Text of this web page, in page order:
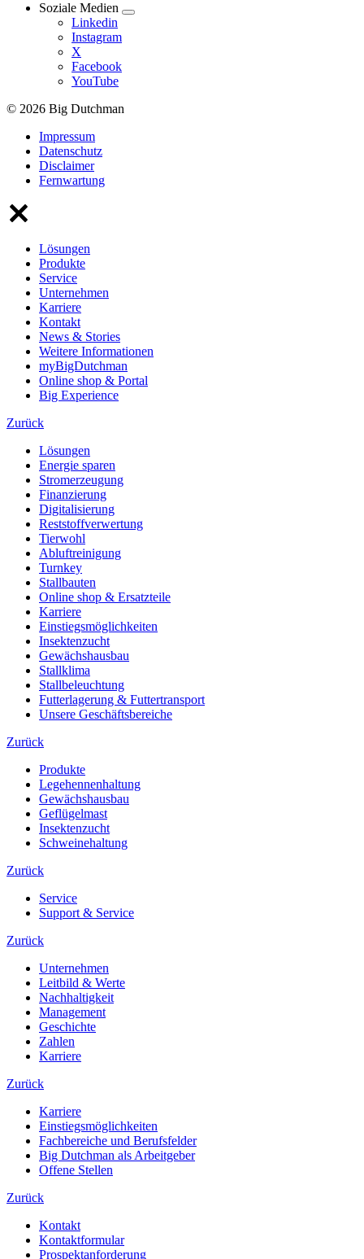
Soziale Medien
Linkedin
Instagram
X
Facebook
YouTube
© 2026 Big Dutchman
Impressum
Datenschutz
Disclaimer
Fernwartung
Lösungen
Produkte
Service
Unternehmen
Karriere
Kontakt
News & Stories
Weitere Informationen
myBigDutchman
Online shop & Portal
Big Experience
Zurück
Lösungen
Energie sparen
Stromerzeugung
Finanzierung
Digitalisierung
Reststoffverwertung
Tierwohl
Abluftreinigung
Turnkey
Stallbauten
Online shop & Ersatzteile
Karriere
Einstiegsmöglichkeiten
Insektenzucht
Gewächshausbau
Stallklima
Stallbeleuchtung
Futterlagerung & Futtertransport
Unsere Geschäftsbereiche
Zurück
Produkte
Legehennenhaltung
Gewächshausbau
Geflügelmast
Insektenzucht
Schweinehaltung
Zurück
Service
Support & Service
Zurück
Unternehmen
Leitbild & Werte
Nachhaltigkeit
Management
Geschichte
Zahlen
Karriere
Zurück
Karriere
Einstiegsmöglichkeiten
Fachbereiche und Berufsfelder
Big Dutchman als Arbeitgeber
Offene Stellen
Zurück
Kontakt
Kontaktformular
Prospektanforderung